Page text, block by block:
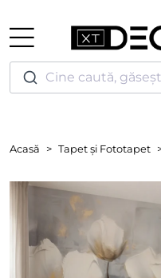
Cine caută,
Acasă Tapet și Fototapet